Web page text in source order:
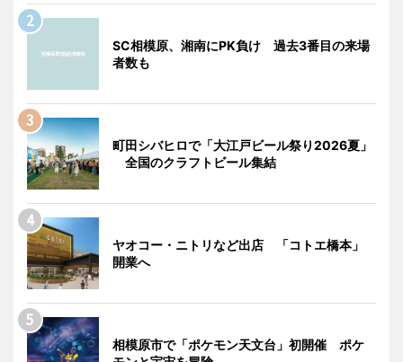
SC相模原、湘南にPK負け 過去3番目の来場
者数も
町田シバヒロで「大江戸ビール祭り2026夏」
全国のクラフトビール集結
ヤオコー・ニトリなど出店 「コトエ橋本」
開業へ
相模原市で「ポケモン天文台」初開催 ポケ